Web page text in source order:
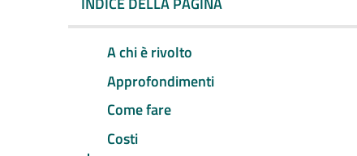
A chi è rivolto
Approfondimenti
Come fare
Costi